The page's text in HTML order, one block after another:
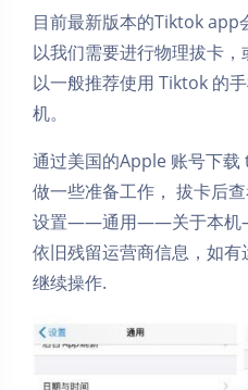
目前最新版本的Tiktok
以我们需要进行物理拔卡
以一般推荐使用 Tiktok 的
机。
通过美国的Apple 账号下
做一些准备工作， 拔卡后
设置——通用——关于本机
依旧残留运营商信息，如
继续操作.